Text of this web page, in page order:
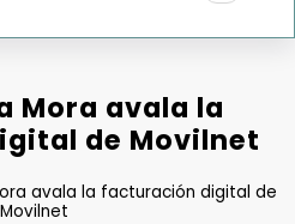
Mora avala la
de Movilnet
avala la facturación digital de
Movilnet